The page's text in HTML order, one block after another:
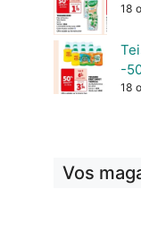
18
-
18
Vos